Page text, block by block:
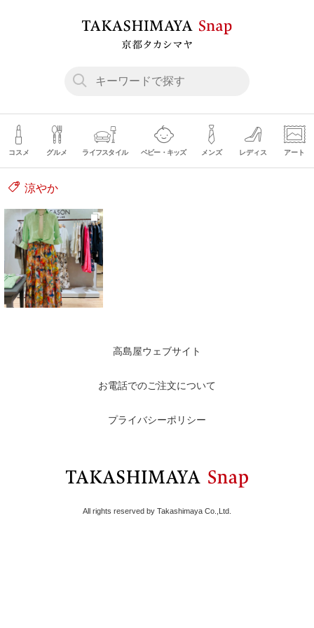
コスメ グルメ ライフスタイル ベビー・キッズ メンズ レディス アート
涼やか
高島屋ウェブサイト
お電話でのご注文について
プライバシーポリシー
All rights reserved by Takashimaya Co.,Ltd.